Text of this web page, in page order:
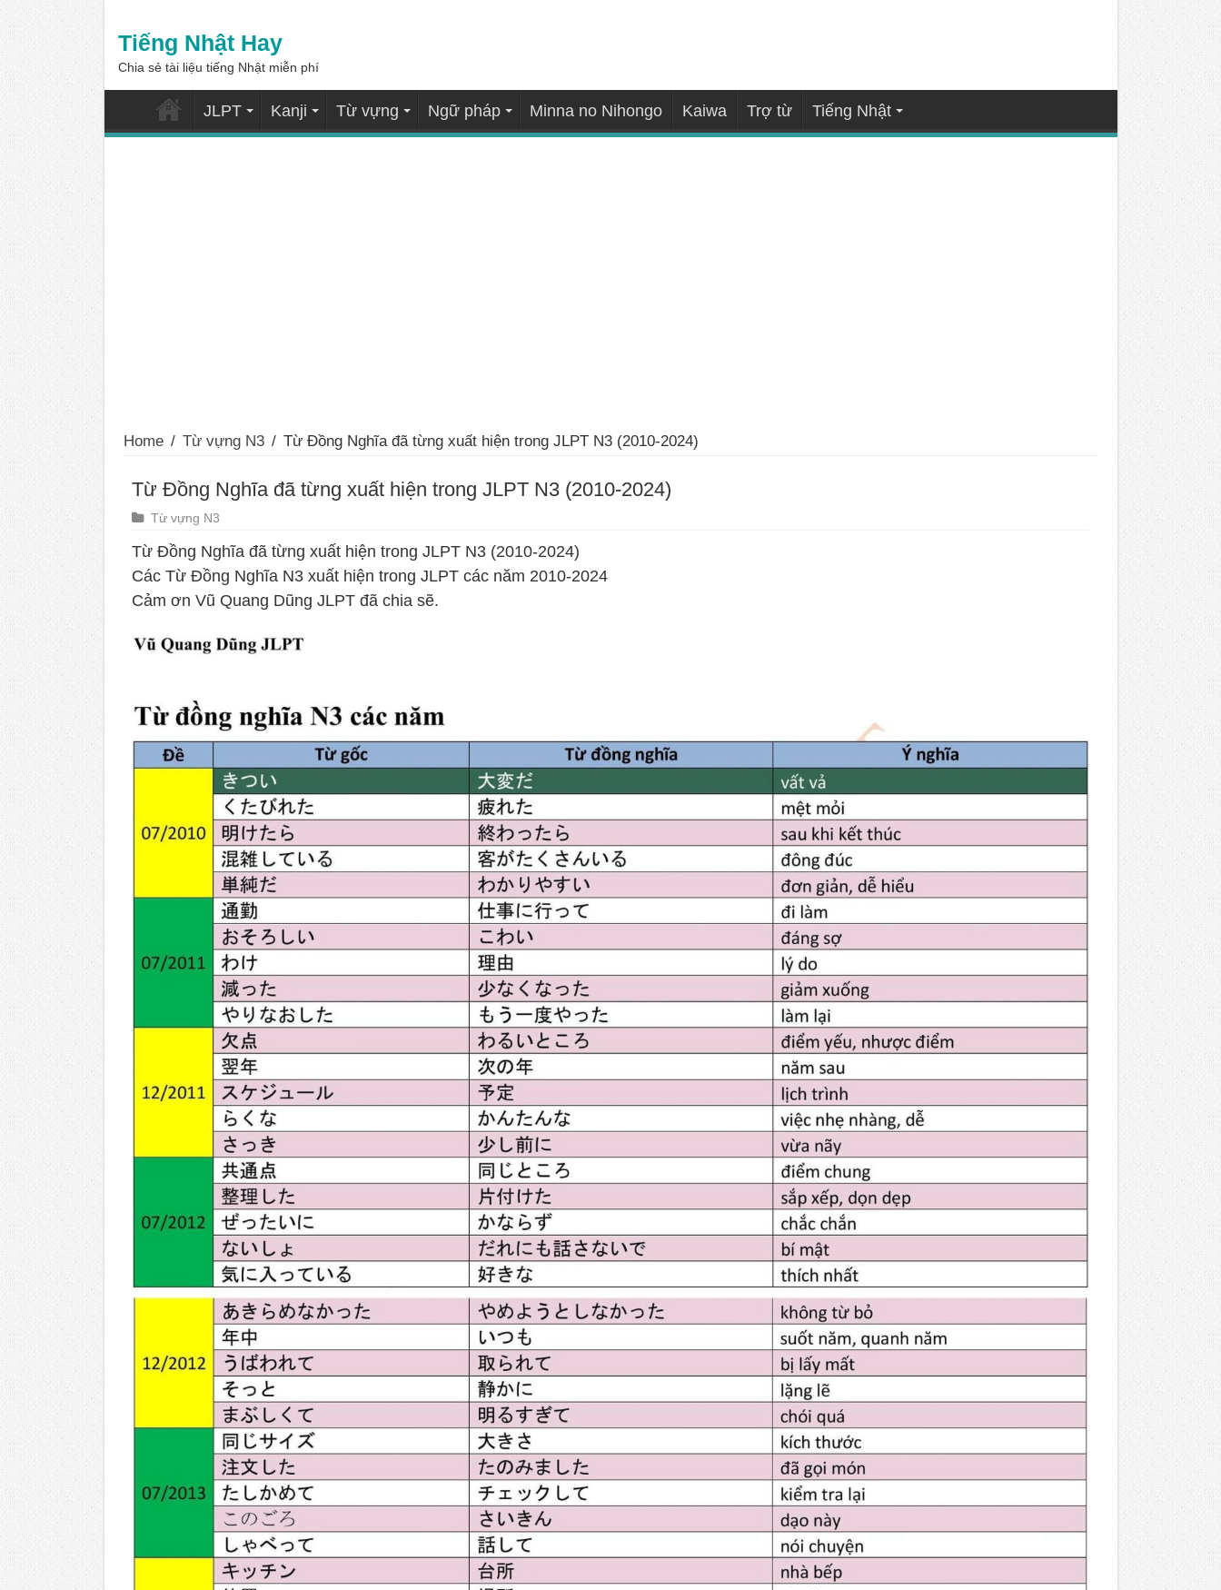
Tiếng Nhật Hay
Chia sẻ tài liệu tiếng Nhật miễn phí
JLPT Kanji Từ vựng Ngữ pháp Minna no Nihongo Kaiwa Trợ từ Tiếng Nhật
Home / Từ vựng N3 / Từ Đồng Nghĩa đã từng xuất hiện trong JLPT N3 (2010-2024)
Từ Đồng Nghĩa đã từng xuất hiện trong JLPT N3 (2010-2024)
Từ vựng N3
Từ Đồng Nghĩa đã từng xuất hiện trong JLPT N3 (2010-2024)
Các Từ Đồng Nghĩa N3 xuất hiện trong JLPT các năm 2010-2024
Cảm ơn Vũ Quang Dũng JLPT đã chia sẽ.